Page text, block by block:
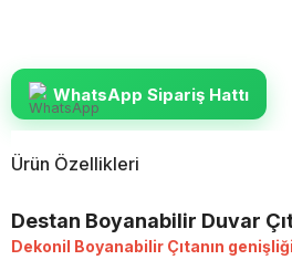
WhatsApp Sipariş Hattı
Ürün Özellikleri
Destan Boyanabilir Duvar
Dekonil Boyanabilir Çıtanın